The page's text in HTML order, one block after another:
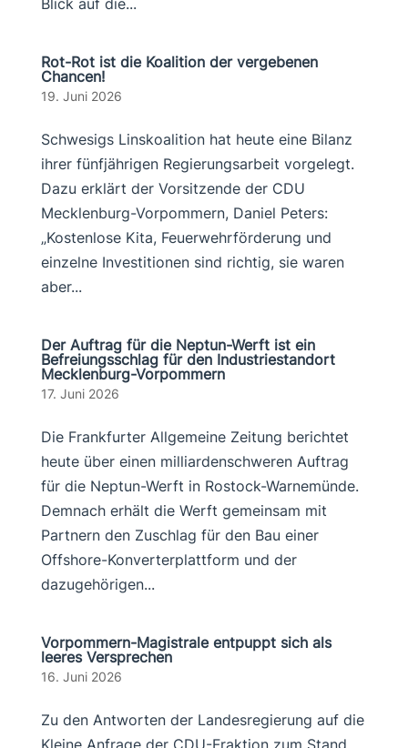
Blick auf die...
Rot-Rot ist die Koalition der vergebenen
Chancen!
19. Juni 2026
Schwesigs Linskoalition hat heute eine Bilanz
ihrer fünfjährigen Regierungsarbeit vorgelegt.
Dazu erklärt der Vorsitzende der CDU
Mecklenburg-Vorpommern, Daniel Peters:
„Kostenlose Kita, Feuerwehrförderung und
einzelne Investitionen sind richtig, sie waren
aber...
Der Auftrag für die Neptun-Werft ist ein
Befreiungsschlag für den Industriestandort
Mecklenburg-Vorpommern
17. Juni 2026
Die Frankfurter Allgemeine Zeitung berichtet
heute über einen milliardenschweren Auftrag
für die Neptun-Werft in Rostock-Warnemünde.
Demnach erhält die Werft gemeinsam mit
Partnern den Zuschlag für den Bau einer
Offshore-Konverterplattform und der
dazugehörigen...
Vorpommern-Magistrale entpuppt sich als
leeres Versprechen
16. Juni 2026
Zu den Antworten der Landesregierung auf die
Kleine Anfrage der CDU-Fraktion zum Stand